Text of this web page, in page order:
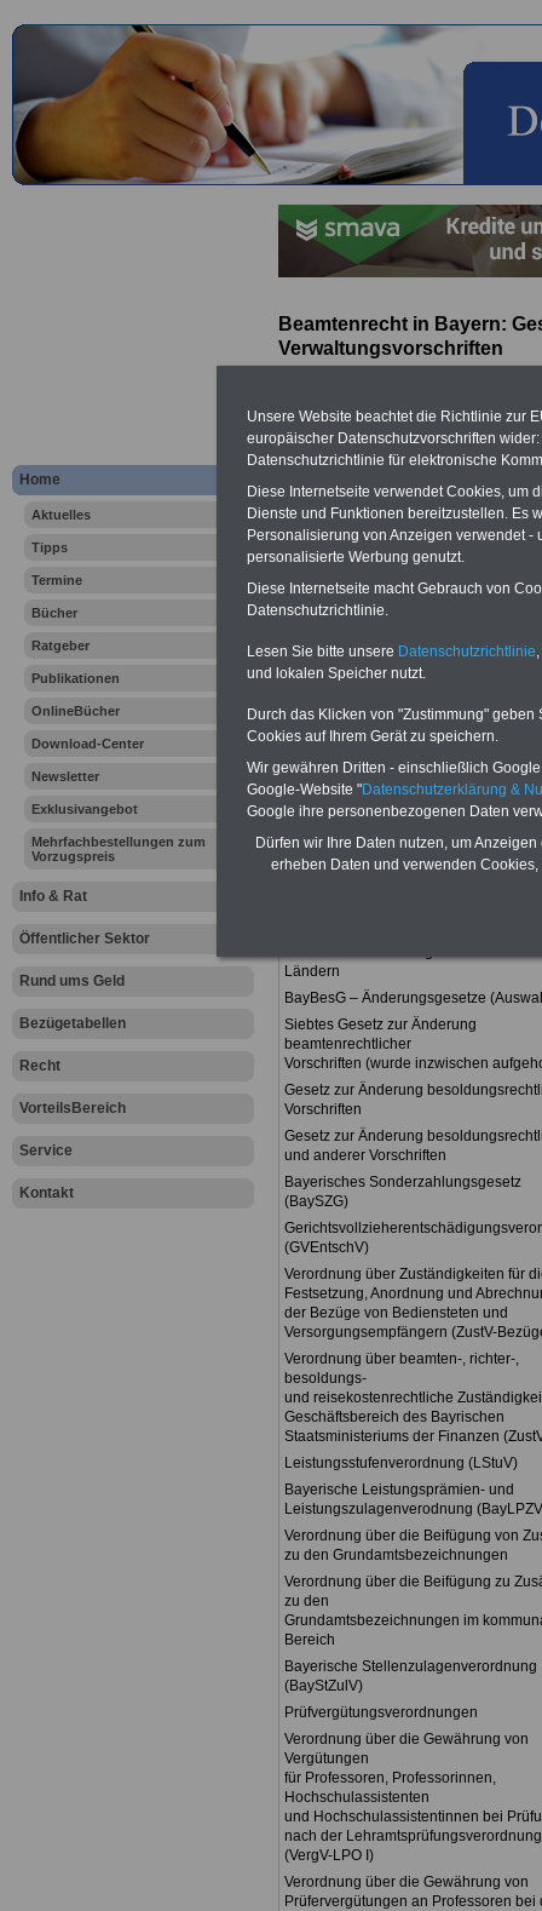
Home
Aktuelles
Tipps
Termine
Bücher
Ratgeber
Publikationen
OnlineBücher
Download-Center
Newsletter
Exklusivangebot
Mehrfachbestellungen zum
Vorzugspreis
Info & Rat
Öffentlicher Sektor
Rund ums Geld
Bezügetabellen
Recht
VorteilsBereich
Service
Kontakt
Beamtenrecht in Bayern:
Verwaltungsvorschriften
und Ländern
Das
amtsangemessener
Bundesbeamtenmind. 3.000
Beamtinnen & Beamte sowie
Versorgungsempfänger sowie
Postbank werden die
Neuregelung der
(Vor)Bestellung
Bayern -Übersicht von
Bayerisches Besoldungsgesetz
mit den Besoldungsordnungen
-Besoldungsordnung B
-Besoldungsordnung R
Ländern
BayBesG – Änderungsgesetze
Siebtes Gesetz zur Änderung
beamtenrechtlicher
Vorschriften (wurde inzwischen
Gesetz zur Änderung
Vorschriften
Gesetz zur Änderung
und anderer Vorschriften
Bayerisches Sonderzahlungsgesetz
(BaySZG)
(GVEntschV)
Verordnung über Zuständigkeiten für
Festsetzung, Anordnung und
der Bezüge von Bediensteten und
Versorgungsempfängern (ZustV-
Verordnung über beamten-, richter-,
besoldungs-
und reisekostenrechtliche
Geschäftsbereich des Bayrischen
Staatsministeriums der Finanzen
Leistungsstufenverordnung (LStuV)
Bayerische Leistungsprämien- und
Leistungszulagenverodnung
Verordnung über die Beifügung von
zu den Grundamtsbezeichnungen
Verordnung über die Beifügung zu
zu den
Grundamtsbezeichnungen im
Bereich
Bayerische Stellenzulagenverordnung
(BayStZulV)
Prüfvergütungsverordnungen
Verordnung über die Gewährung von
Vergütungen
für Professoren, Professorinnen,
Hochschulassistenten
und Hochschulassistentinnen bei
nach der
(VergV-LPO I)
Verordnung über die Gewährung von
Prüfervergütungen an Professoren bei
Unsere Website beachtet die Richtlinie zur
europäischer Datenschutzvorschriften
Datenschutzrichtlinie für elektronische
Diese Internetseite verwendet Cookies, um
Dienste und Funktionen bereitzustellen. Es
Personalisierung von Anzeigen verwendet
personalisierte Werbung genutzt.
Diese Internetseite macht Gebrauch von
Datenschutzrichtlinie.
Lesen Sie bitte unsere Datenschutzrichtlinie
und lokalen Speicher nutzt.
Durch das Klicken von "Zustimmung"
Cookies auf Ihrem Gerät zu speichern.
Wir gewähren Dritten - einschließlich
Google-Website "Datenschutzerklärung &
Google ihre personenbezogenen Daten
Dürfen wir Ihre Daten nutzen, um
erheben Daten und verwenden